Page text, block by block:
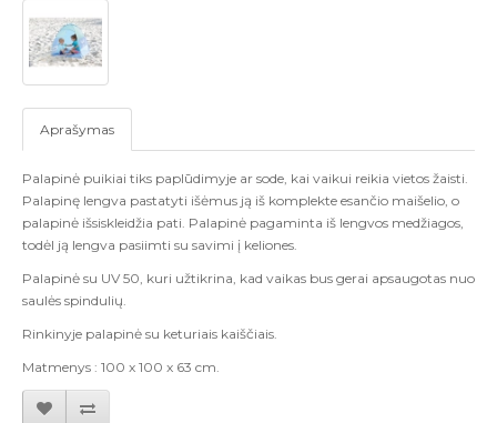
Aprašymas
Palapinė puikiai tiks paplūdimyje ar sode, kai vaikui reikia vietos žaisti.
Palapinę lengva pastatyti išėmus ją iš komplekte esančio maišelio, o
palapinė išsiskleidžia pati. Palapinė pagaminta iš lengvos medžiagos,
todėl ją lengva pasiimti su savimi į keliones.
Palapinė su UV 50, kuri užtikrina, kad vaikas bus gerai apsaugotas nuo
saulės spindulių.
Rinkinyje palapinė su keturiais kaiščiais.
Matmenys : 100 x 100 x 63 cm.